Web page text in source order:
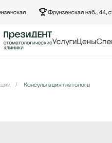
Фрунзенская наб., 44,
УслугиЦены
/ Консультация гнатолога